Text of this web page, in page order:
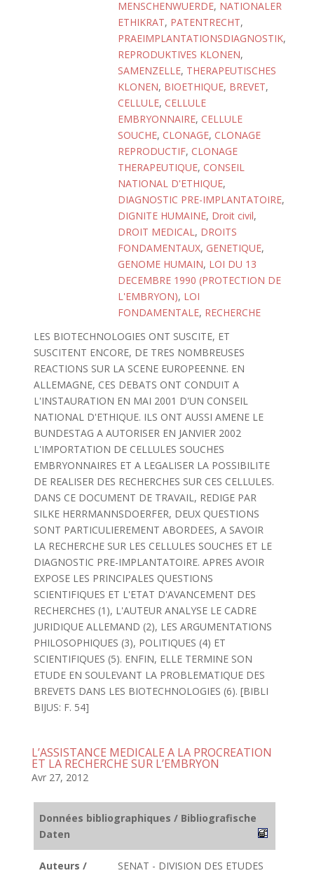
MENSCHENWUERDE, NATIONALER
ETHIKRAT, PATENTRECHT,
PRAEIMPLANTATIONSDIAGNOSTIK,
REPRODUKTIVES KLONEN,
SAMENZELLE, THERAPEUTISCHES
KLONEN, BIOETHIQUE, BREVET,
CELLULE, CELLULE
EMBRYONNAIRE, CELLULE
SOUCHE, CLONAGE, CLONAGE
REPRODUCTIF, CLONAGE
THERAPEUTIQUE, CONSEIL
NATIONAL D'ETHIQUE,
DIAGNOSTIC PRE-IMPLANTATOIRE,
DIGNITE HUMAINE, Droit civil,
DROIT MEDICAL, DROITS
FONDAMENTAUX, GENETIQUE,
GENOME HUMAIN, LOI DU 13
DECEMBRE 1990 (PROTECTION DE
L'EMBRYON), LOI
FONDAMENTALE, RECHERCHE
LES BIOTECHNOLOGIES ONT SUSCITE, ET
SUSCITENT ENCORE, DE TRES NOMBREUSES
REACTIONS SUR LA SCENE EUROPEENNE. EN
ALLEMAGNE, CES DEBATS ONT CONDUIT A
L'INSTAURATION EN MAI 2001 D'UN CONSEIL
NATIONAL D'ETHIQUE. ILS ONT AUSSI AMENE LE
BUNDESTAG A AUTORISER EN JANVIER 2002
L'IMPORTATION DE CELLULES SOUCHES
EMBRYONNAIRES ET A LEGALISER LA POSSIBILITE
DE REALISER DES RECHERCHES SUR CES CELLULES.
DANS CE DOCUMENT DE TRAVAIL, REDIGE PAR
SILKE HERRMANNSDOERFER, DEUX QUESTIONS
SONT PARTICULIEREMENT ABORDEES, A SAVOIR
LA RECHERCHE SUR LES CELLULES SOUCHES ET LE
DIAGNOSTIC PRE-IMPLANTATOIRE. APRES AVOIR
EXPOSE LES PRINCIPALES QUESTIONS
SCIENTIFIQUES ET L'ETAT D'AVANCEMENT DES
RECHERCHES (1), L'AUTEUR ANALYSE LE CADRE
JURIDIQUE ALLEMAND (2), LES ARGUMENTATIONS
PHILOSOPHIQUES (3), POLITIQUES (4) ET
SCIENTIFIQUES (5). ENFIN, ELLE TERMINE SON
ETUDE EN SOULEVANT LA PROBLEMATIQUE DES
BREVETS DANS LES BIOTECHNOLOGIES (6). [BIBLI
BIJUS: F. 54]
L’ASSISTANCE MEDICALE A LA PROCREATION
ET LA RECHERCHE SUR L’EMBRYON
Avr 27, 2012
Données bibliographiques / Bibliografische
Daten
Auteurs /
SENAT - DIVISION DES ETUDES